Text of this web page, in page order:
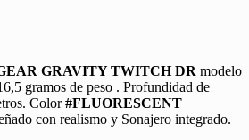
GRAVITY TWITCH DR modelo
gramos de peso . Profundidad de
Color#FLUORESCENT
con realismo y Sonajero integrado.